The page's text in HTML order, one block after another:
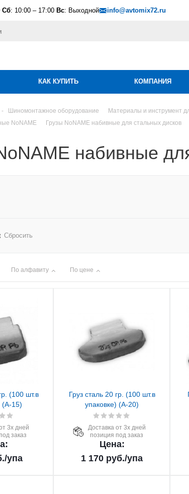
Сб: 10:00 – 17:00 Вс: Выходной info@avtomix72.ru
КАК КУПИТЬ КОМПАНИЯ
- Шиномонтажное оборудование Материалы и инструмент
NoNAME
Грузы NoNAME набивные для стальных дисков
набивные
Сбросить
По алфавиту По цене
(100 шт.в
(А-15)
3х дней
заказ
/упа
Груз сталь 20 гр. (100 шт.в
упаковке) (А-20)
Доставка от 3х дней
позиция под заказ
Цена:
1 170 руб./упа